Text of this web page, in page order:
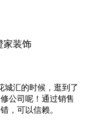
家装饰
城汇的时候，逛到了
公司呢！通过销售
，可以信赖。